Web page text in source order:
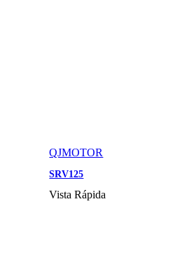
QJMOTOR
SRV125
Vista Rápida